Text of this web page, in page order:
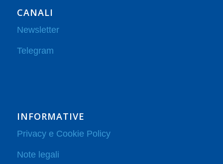
CANALI
Newsletter
Telegram
INFORMATIVE
Privacy e Cookie Policy
Note legali